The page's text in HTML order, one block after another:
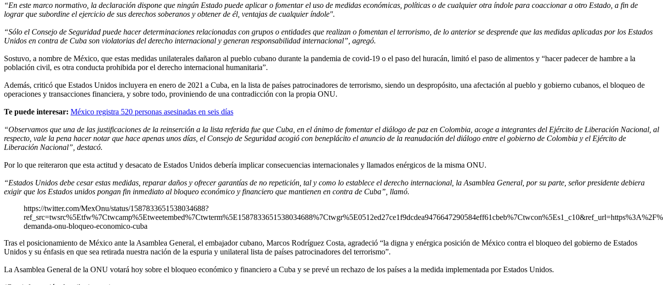
“En este marco normativo, la declaración dispone que ningún Estado puede aplicar o fomentar el uso de medidas económicas, políticas o de cualquier otra índole para coaccionar a otro Estado, a fin de
lograr que subordine el ejercicio de sus derechos soberanos y obtener de él, ventajas de cualquier índole".
“Sólo el Consejo de Seguridad puede hacer determinaciones relacionadas con grupos o entidades que realizan o fomentan el terrorismo, de lo anterior se desprende que las medidas aplicadas por los Estados
Unidos en contra de Cuba son violatorias del derecho internacional y generan responsabilidad internacional”, agregó.
Sostuvo, a nombre de México, que estas medidas unilaterales dañaron al pueblo cubano durante la pandemia de covid-19 o el paso del huracán, limitó el paso de alimentos y “hacer padecer de hambre a la
población civil, es otra conducta prohibida por el derecho internacional humanitaria”.
Además, criticó que Estados Unidos incluyera en enero de 2021 a Cuba, en la lista de países patrocinadores de terrorismo, siendo un despropósito, una afectación al pueblo y gobierno cubanos, el bloqueo de
operaciones y transacciones financiera, y sobre todo, proviniendo de una contradicción con la propia ONU.
Te puede interesar: México registra 520 personas asesinadas en seis días
“Observamos que una de las justificaciones de la reinserción a la lista referida fue que Cuba, en el ánimo de fomentar el diálogo de paz en Colombia, acoge a integrantes del Ejército de Liberación Nacional, al
respecto, vale la pena hacer notar que hace apenas unos días, el Consejo de Seguridad acogió con beneplácito el anuncio de la reanudación del diálogo entre el gobierno de Colombia y el Ejército de
Liberación Nacional”, destacó.
Por lo que reiteraron que esta actitud y desacato de Estados Unidos debería implicar consecuencias internacionales y llamados enérgicos de la misma ONU.
“Estados Unidos debe cesar estas medidas, reparar daños y ofrecer garantías de no repetición, tal y como lo establece el derecho internacional, la Asamblea General, por su parte, señor presidente debiera
exigir que los Estados unidos pongan fin inmediato al bloqueo económico y financiero que mantienen en contra de Cuba”, llamó.
https://twitter.com/MexOnu/status/1587833651538034688?
demanda-onu-bloqueo-economico-cuba
Tras el posicionamiento de México ante la Asamblea General, el embajador cubano, Marcos Rodríguez Costa, agradeció “la digna y enérgica posición de México contra el bloqueo del gobierno de Estados
Unidos y su énfasis en que sea retirada nuestra nación de la espuria y unilateral lista de países patrocinadores del terrorismo”.
La Asamblea General de la ONU votará hoy sobre el bloqueo económico y financiero a Cuba y se prevé un rechazo de los países a la medida implementada por Estados Unidos.